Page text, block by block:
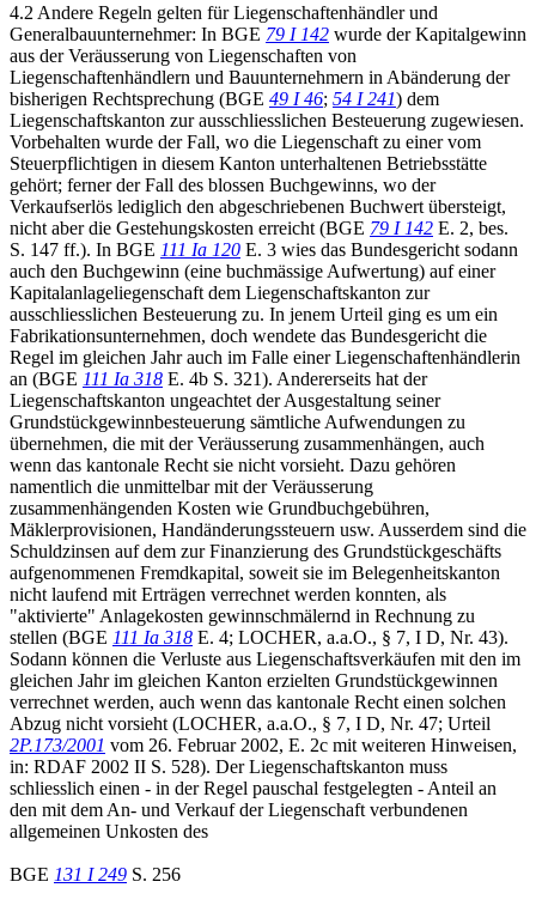
4.2 Andere Regeln gelten für Liegenschaftenhändler und
Generalbauunternehmer: In BGE 79 I 142 wurde der Kapitalgewinn
aus der Veräusserung von Liegenschaften von
Liegenschaftenhändlern und Bauunternehmern in Abänderung der
bisherigen Rechtsprechung (BGE 49 I 46; 54 I 241) dem
Liegenschaftskanton zur ausschliesslichen Besteuerung zugewiesen.
Vorbehalten wurde der Fall, wo die Liegenschaft zu einer vom
Steuerpflichtigen in diesem Kanton unterhaltenen Betriebsstätte
gehört; ferner der Fall des blossen Buchgewinns, wo der
Verkaufserlös lediglich den abgeschriebenen Buchwert übersteigt,
nicht aber die Gestehungskosten erreicht (BGE 79 I 142 E. 2, bes.
S. 147 ff.). In BGE 111 Ia 120 E. 3 wies das Bundesgericht sodann
auch den Buchgewinn (eine buchmässige Aufwertung) auf einer
Kapitalanlageliegenschaft dem Liegenschaftskanton zur
ausschliesslichen Besteuerung zu. In jenem Urteil ging es um ein
Fabrikationsunternehmen, doch wendete das Bundesgericht die
Regel im gleichen Jahr auch im Falle einer Liegenschaftenhändlerin
an (BGE 111 Ia 318 E. 4b S. 321). Andererseits hat der
Liegenschaftskanton ungeachtet der Ausgestaltung seiner
Grundstückgewinnbesteuerung sämtliche Aufwendungen zu
übernehmen, die mit der Veräusserung zusammenhängen, auch
wenn das kantonale Recht sie nicht vorsieht. Dazu gehören
namentlich die unmittelbar mit der Veräusserung
zusammenhängenden Kosten wie Grundbuchgebühren,
Mäklerprovisionen, Handänderungssteuern usw. Ausserdem sind die
Schuldzinsen auf dem zur Finanzierung des Grundstückgeschäfts
aufgenommenen Fremdkapital, soweit sie im Belegenheitskanton
nicht laufend mit Erträgen verrechnet werden konnten, als
"aktivierte" Anlagekosten gewinnschmälernd in Rechnung zu
stellen (BGE 111 Ia 318 E. 4; LOCHER, a.a.O., § 7, I D, Nr. 43).
Sodann können die Verluste aus Liegenschaftsverkäufen mit den im
gleichen Jahr im gleichen Kanton erzielten Grundstückgewinnen
verrechnet werden, auch wenn das kantonale Recht einen solchen
Abzug nicht vorsieht (LOCHER, a.a.O., § 7, I D, Nr. 47; Urteil
2P.173/2001 vom 26. Februar 2002, E. 2c mit weiteren Hinweisen,
in: RDAF 2002 II S. 528). Der Liegenschaftskanton muss
schliesslich einen - in der Regel pauschal festgelegten - Anteil an
den mit dem An- und Verkauf der Liegenschaft verbundenen
allgemeinen Unkosten des
BGE 131 I 249 S. 256